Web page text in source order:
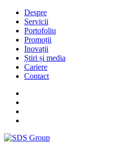
Despre
Servicii
Portofoliu
Promoții
Inovații
Știri și media
Cariere
Contact